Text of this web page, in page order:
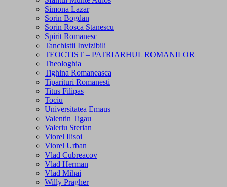
Simona Lazar
Sorin Bogdan
Sorin Rosca Stanescu
Spirit Romanesc
Tanchistii Invizibili
TEOCTIST – PATRIARHUL ROMANILOR
Theologhia
Tighina Romaneasca
Tiparituri Romanesti
Titus Filipas
Tociu
Universitatea Emaus
Valentin Tigau
Valeriu Sterian
Viorel Ilisoi
Viorel Urban
Vlad Cubreacov
Vlad Herman
Vlad Mihai
Willy Pragher